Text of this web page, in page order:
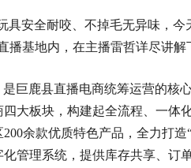
具安全耐咬、不掉毛无异味，今
基地内，在主播雷哲详尽讲解
巨鹿县直播电商统筹运营的核
大板块，构建起全流程、一体
余款优质特色产品，全力打造
管理系统，提供库存共享、订